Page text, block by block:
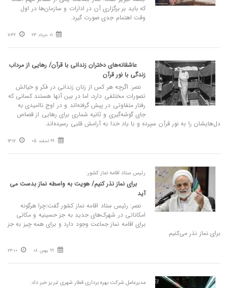
که باید بر برگزاری آن در ادارات و سازمان‌ها در اول
وقت اهتمام جدی صورت گیرد.
01 خرداد 23 11:37
عاشقانه‌های دختران زندانی با قرآن/ رهایی از مرداب
زندگی با نور قرآن
نصر: اگرچه هر کس از زنان زندانی در فکر و خیالش
تصورات مختلفی دارد، اما در بین آنها هستند کسانی که
رفتار متفاوتی در پیش گرفته‌اند و در اوج ناامیدی به
جای گوشه‌گیری و ثانیه شماری برای رهایی از قصاص
دل‌هایشان را به نور قرآن سپرده و با یاد خدا به آرامش قلبی رسیده‌اند.
99 اسفند 05 13:17
رئیس ستاد اقامه نماز کشور:
برای نماز نذر کنیم/ هویت به واسطه نماز بدست می
آید
نصر: رئیس ستاد اقامه نماز کشور گفت:چرا هرگونه
امکاناتی در شهرک‌های جدید به جز حسینیه و مکانی
برای اقامه نماز جماعت وجود دارد و برای همه چیز به جز
برای نماز نذر می‌کنیم.
99 بهمن 08 23:00
مدیرعامل شرکت بهره برداری قطار شهری تبریز خبر داد: